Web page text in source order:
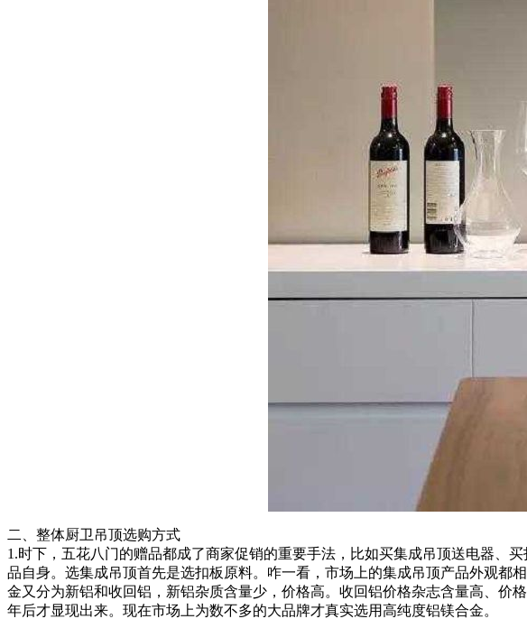
二、整体厨卫吊顶选购方式
1.时下，五花八门的赠品都成了商家促销的重要手法，比如买集成吊顶送电器
品自身。选集成吊顶首先是选扣板原料。咋一看，市场上的集成吊顶产品外观都
金又分为新铝和收回铝，新铝杂质含量少，价格高。收回铝价格杂志含量高、价
年后才显现出来。现在市场上为数不多的大品牌才真实选用高纯度铝镁合金。